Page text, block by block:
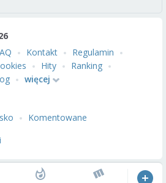
Kontakt
Regulamin
Hity
Ranking
więcej
Komentowane